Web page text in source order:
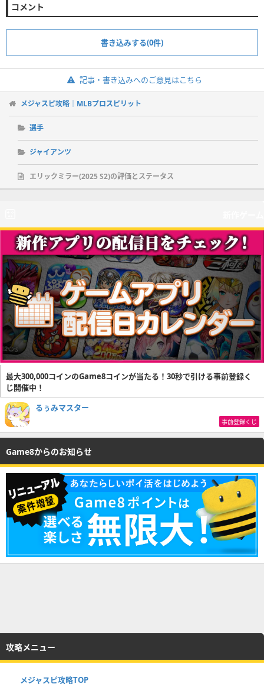
コメント
書き込みする(0件)
記事・書き込みへのご意見はこちら
メジャスピ攻略｜MLBプロスピリット
選手
ジャイアンツ
エリックミラー(2025 S2)の評価とステータス
最大300,000コインのGame8コインが当たる！30秒で引ける事前登録く
じ開催中！
るぅみマスター
事前登録くじ
Game8からのお知らせ
攻略メニュー
メジャスピ攻略TOP